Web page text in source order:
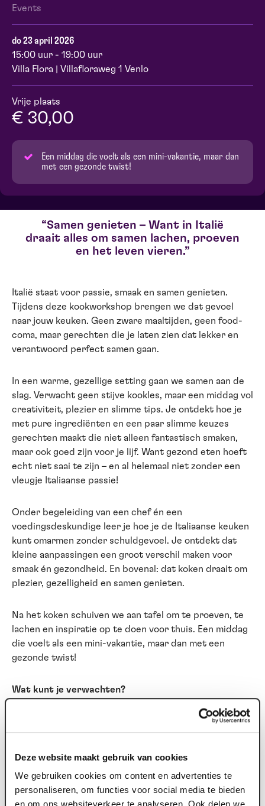
Deze website maakt gebruik van cookies
We gebruiken cookies om content en advertenties te
personaliseren, om functies voor social media te bieden
Events
do 23 april 2026
15:00 uur - 19:00 uur
Villa Flora | Villafloraweg 1 Venlo
Vrije plaats
€ 30,00
Een middag die voelt als een mini-vakantie, maar dan
met een gezonde twist!
Samen genieten – Want in Italië
draait alles om samen lachen, proeven
en het leven vieren.
Italië staat voor passie, smaak en samen genieten.
Tijdens deze kookworkshop brengen we dat gevoel
naar jouw keuken. Geen zware maaltijden, geen food-
coma, maar gerechten die je laten zien dat lekker en
verantwoord perfect samen gaan.
In een warme, gezellige setting gaan we samen aan de
slag. Verwacht geen stijve kookles, maar een middag vol
creativiteit, plezier en slimme tips. Je ontdekt hoe je
met pure ingrediënten en een paar slimme keuzes
gerechten maakt die niet alleen fantastisch smaken,
maar ook goed zijn voor je lijf. Want gezond eten hoeft
echt niet saai te zijn – en al helemaal niet zonder een
vleugje Italiaanse passie!
Onder begeleiding van een chef én een
voedingsdeskundige leer je hoe je de Italiaanse keuken
kunt omarmen zonder schuldgevoel. Je ontdekt dat
kleine aanpassingen een groot verschil maken voor
smaak én gezondheid. En bovenal: dat koken draait om
plezier, gezelligheid en samen genieten.
Na het koken schuiven we aan tafel om te proeven, te
lachen en inspiratie op te doen voor thuis. Een middag
die voelt als een mini-vakantie, maar dan met een
gezonde twist!
Wat kunt je verwachten?
Een vleugje Italië, zonder jetlag – Stap binnen in een
warme, gezellige setting waar de sfeer net zo
Koken met een knipoog – Geen stijve kookles, maar
een middag vol plezier, slimme tips en verrassende
inzichten.